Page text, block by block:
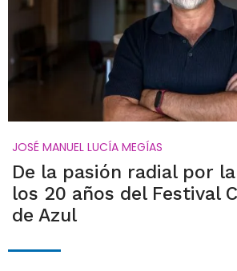
JOSÉ MANUEL LUCÍA MEGÍAS
De la pasión radial por
los 20 años del Festival
de Azul